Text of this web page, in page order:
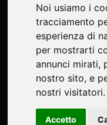
Noi usiamo i
tracciamento
esperienza di
per mostrarti
annunci mirati,
nostro sito, e
nostri visitatori.
Accetto